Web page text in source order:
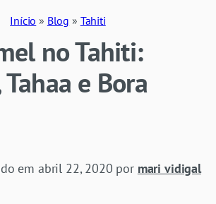
Início » Blog » Tahiti
no Tahiti:
e Bora
em abril 22, 2020 por mari vidigal